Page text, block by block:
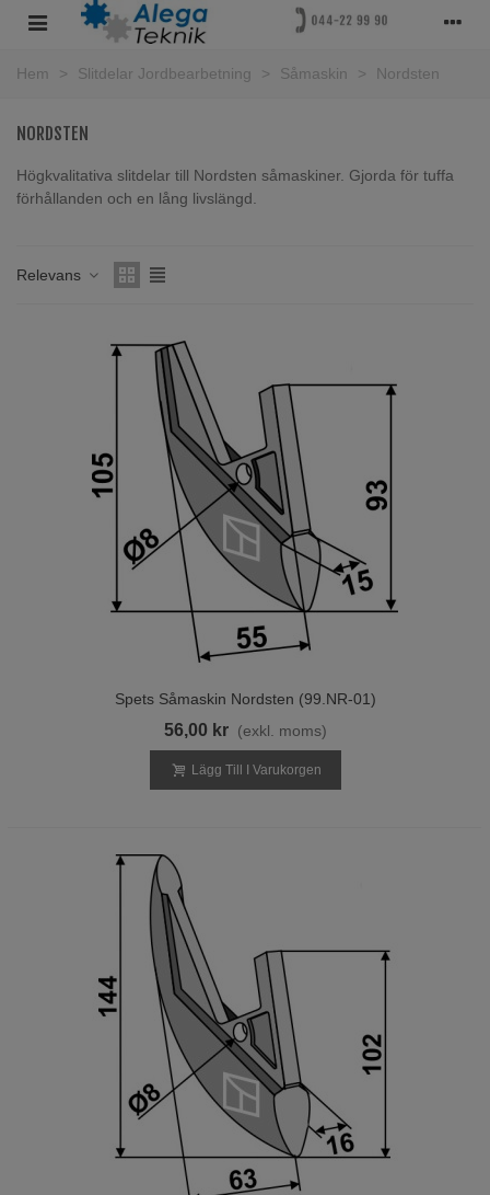
Hem > Slitdelar Jordbearbetning > Såmaskin > Nordsten
NORDSTEN
Högkvalitativa slitdelar till Nordsten såmaskiner. Gjorda för tuffa
förhållanden och en lång livslängd.
Relevans
Spets Såmaskin Nordsten (99.NR-01)
56,00 kr (exkl. moms)
Lägg Till I Varukorgen